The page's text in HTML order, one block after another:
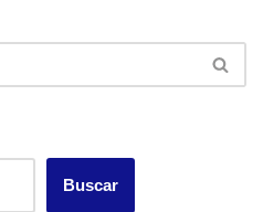
Buscar